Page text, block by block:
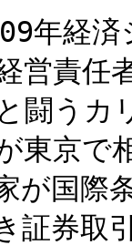
経済
責任
うカ
京で
国際
券取